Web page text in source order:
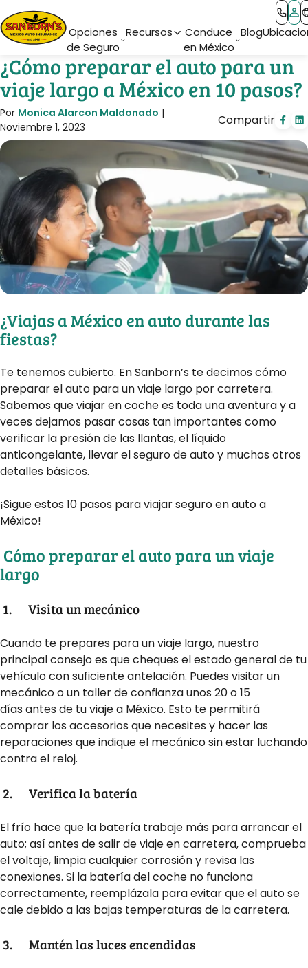
Main Navigation
Opciones
de Seguro
Recursos
Conduce
en México
Blog
¿Cómo preparar el auto para un
viaje largo a México en 10 pasos?
Por Monica Alarcon Maldonado |
Noviembre 1, 2023
Compartir
¿Viajas a México en auto durante las
fiestas?
Te tenemos cubierto. En Sanborn’s te decimos cómo
preparar el auto para un viaje largo por carretera.
Sabemos que viajar en coche es toda una aventura y a
veces dejamos pasar cosas tan importantes como
verificar la presión de las llantas, el líquido
anticongelante, llevar el seguro de auto y muchos otros
detalles básicos.
¡Sigue estos 10 pasos para viajar seguro en auto a
México!
Cómo preparar el auto para un viaje
largo
1. Visita un mecánico
Cuando te prepares para un viaje largo, nuestro
principal consejo es que cheques el estado general de tu
vehículo con suficiente antelación. Puedes visitar un
mecánico o un taller de confianza unos 20 o 15
días antes de tu viaje a México. Esto te permitirá
comprar los accesorios que necesites y hacer las
reparaciones que indique el mecánico sin estar luchando
contra el reloj.
2. Verifica la batería
El frío hace que la batería trabaje más para arrancar el
auto; así antes de salir de viaje en carretera, comprueba
el voltaje, limpia cualquier corrosión y revisa las
conexiones. Si la batería del coche no funciona
correctamente, reemplázala para evitar que el auto se
cale debido a las bajas temperaturas de la carretera.
3. Mantén las luces encendidas